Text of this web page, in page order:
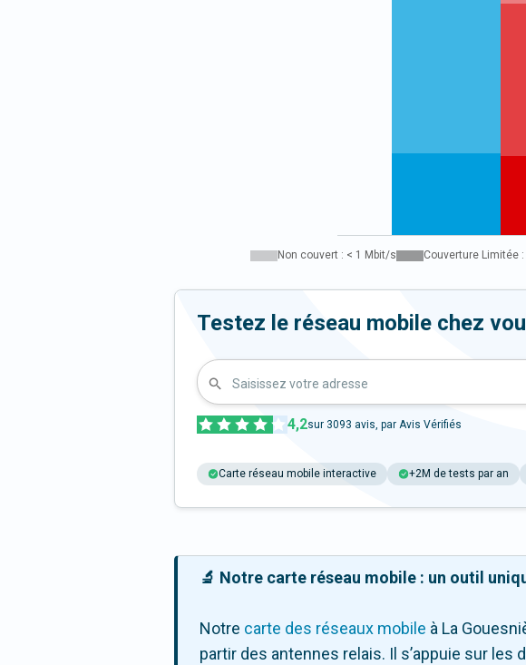
Non couvert : < 1 Mbit/s Couverture Limitée
Testez le réseau mobile chez
Saisissez votre adresse
4,2sur 3093 avis, par Avis Vérifiés
Carte réseau mobile interactive +2M de tests par an
🔬 Notre carte réseau mobile : un outil
Notre carte des réseaux mobile à La
partir des antennes relais. Il s’appuie sur les